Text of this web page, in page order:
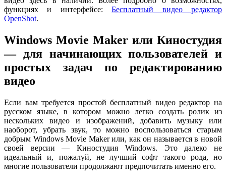
функциях и интерфейсе:Бесплатный видео редактор
OpenShot.
Windows Movie Maker или Киностудия
— для начинающих пользователей и
простых задач по редактированию
видео
Если вам требуется простой бесплатный видео редактор на
русском языке, в котором можно легко создать ролик из
нескольких видео и изображений, добавить музыку или
наоборот, убрать звук, то можно воспользоваться старым
добрым Windows Movie Maker или, как он называется в новой
своей версии — Киностудия Windows. Это далеко не
идеальный и, пожалуй, не лучший софт такого рода, но
многие пользователи продолжают предпочитать именно его.